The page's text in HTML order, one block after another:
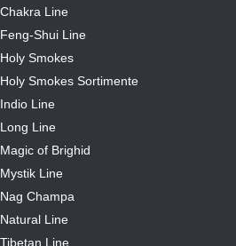
Chakra Line
Feng-Shui Line
Holy Smokes
Holy Smokes Sortimente
Indio Line
Long Line
Magic of Brighid
Mystik Line
Nag Champa
Natural Line
Tibetan Line